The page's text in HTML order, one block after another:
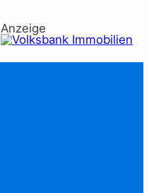
Anzeige